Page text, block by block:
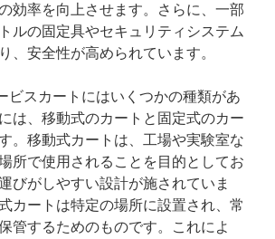
効率を向上させます。さらに、一部
ルの固定具やセキュリティシステム
、安全性が高められています。
ビスカートにはいくつかの種類があ
は、移動式のカートと固定式のカー
。移動式カートは、工場や実験室な
所で使用されることを目的としてお
びがしやすい設計が施されていま
カートは特定の場所に設置され、常
管するためのものです。これによ